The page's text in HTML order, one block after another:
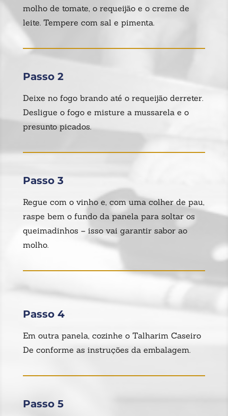
molho de tomate, o requeijão e o creme de
leite. Tempere com sal e pimenta.
Passo 2
Deixe no fogo brando até o requeijão derreter.
Desligue o fogo e misture a mussarela e o
presunto picados.
Passo 3
Regue com o vinho e, com uma colher de pau,
raspe bem o fundo da panela para soltar os
queimadinhos – isso vai garantir sabor ao
molho.
Passo 4
Em outra panela, cozinhe o Talharim Caseiro
De conforme as instruções da embalagem.
Passo 5